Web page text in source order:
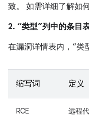
致。 如需详细了解如
2. “类型”列中的条目
在漏洞详情表内，“类
缩写词 定义
RCE 远程